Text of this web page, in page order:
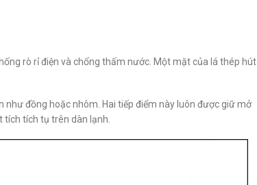
rò rỉ điện và chống thấm nước. Một mặt của lá thép hút
như đồng hoặc nhôm. Hai tiếp điểm này luôn được giữ mở
tích tụ trên dàn lạnh.